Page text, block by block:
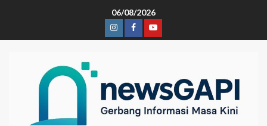
06/08/2026